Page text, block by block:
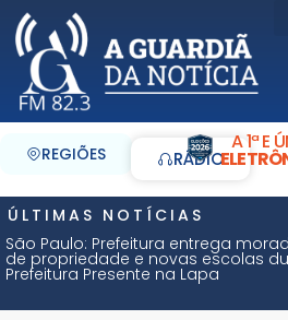
REGIÕES RÁDIO
A 1ª E
ÚLTIMAS NOTÍCIAS
São Paulo: Prefeitura entrega
de propriedade e novas escolas
Prefeitura Presente na Lapa